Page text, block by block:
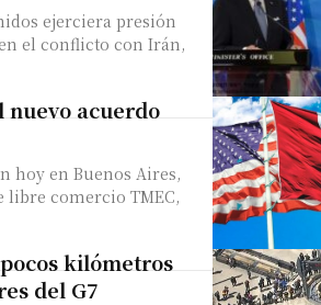
ejerciera presión
el conflicto con Irán,
nuevo acuerdo
hoy en Buenos Aires,
libre comercio TMEC,
kilómetros
del G7